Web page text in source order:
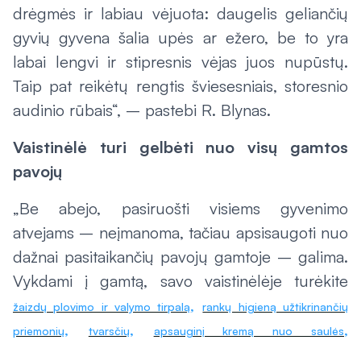
drėgmės ir labiau vėjuota: daugelis geliančių
gyvių gyvena šalia upės ar ežero, be to yra
labai lengvi ir stipresnis vėjas juos nupūstų.
Taip pat reikėtų rengtis šviesesniais, storesnio
audinio rūbais“, – pastebi R. Blynas.
Vaistinėlė turi gelbėti nuo visų gamtos
pavojų
„Be abejo, pasiruošti visiems gyvenimo
atvejams – neįmanoma, tačiau apsisaugoti nuo
dažnai pasitaikančių pavojų gamtoje – galima.
Vykdami į gamtą, savo vaistinėlėje turėkite
žaizdų plovimo ir valymo tirpalą,rankų higieną užtikrinančių
priemonių, tvarsčių, apsauginį kremą nuo saulės,